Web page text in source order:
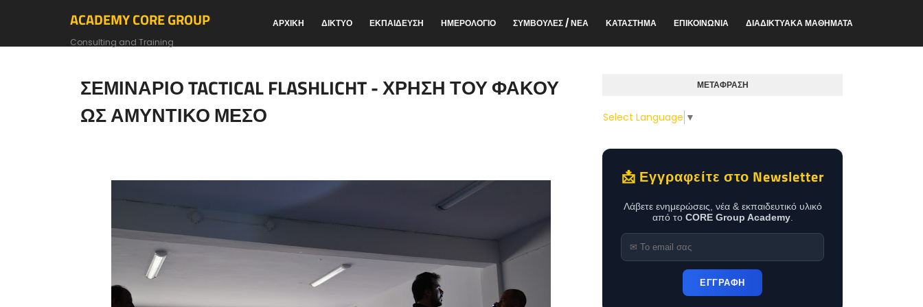
ACADEMY CORE GROUP
Consulting and Training
ΑΡΧΙΚΗ ΔΙΚΤΥΟ ΕΚΠΑΙΔΕΥΣΗ ΗΜΕΡΟΛΟΓΙΟ ΣΥΜΒΟΥΛΕΣ / ΝΕΑ ΚΑΤΑΣΤΗΜΑ ΕΠΙΚΟΙΝΩΝΙΑ ΔΙΑΔΙΚΤΥΑΚΑ ΜΑΘΗΜΑΤΑ
ΣΕΜΙΝΑΡΙΟ TACTICAL FLASHLICHT - ΧΡΗΣΗ ΤΟΥ ΦΑΚΟΥ
ΩΣ ΑΜΥΝΤΙΚΟ ΜΕΣΟ
ΜΕΤΑΦΡΑΣΗ
Select Language ▼
📩 Εγγραφείτε στο Newsletter
Λάβετε ενημερώσεις, νέα & εκπαιδευτικό υλικό
από το CORE Group Academy.
ΕΓΓΡΑΦΗ